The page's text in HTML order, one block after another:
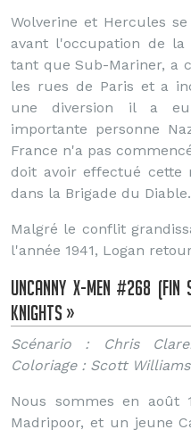
Wolverine et Hercules
avant l'occupation de la
tant que Sub-Mariner, a
les rues de Paris et a
une diversion il a eu
importante personne
France n'a pas
doit avoir effectué cette
dans la Brigade du Diable.
Malgré le conflit
l'année 1941, Logan
Uncanny X-Men #268
Knights »
Scénario : Chris
Coloriage : Scott
Nous sommes en août
Madripoor, et un jeune